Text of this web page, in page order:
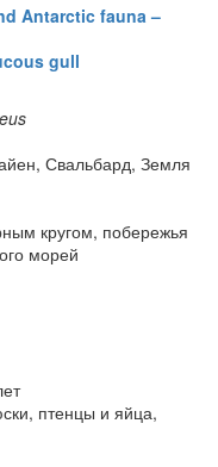
Antarctic fauna –
gull
Свальбард, Земля
кругом, побережья
морей
птенцы и яйца,